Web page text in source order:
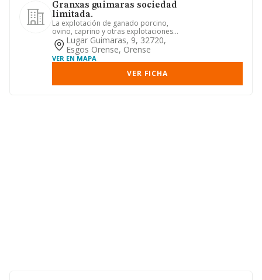
Granxas guimaras sociedad
limitada.
La explotación de ganado porcino,
ovino, caprino y otras explotaciones
de ganado, con código de cna...
Lugar Guimaras, 9, 32720,
Esgos Orense, Orense
VER EN MAPA
VER FICHA